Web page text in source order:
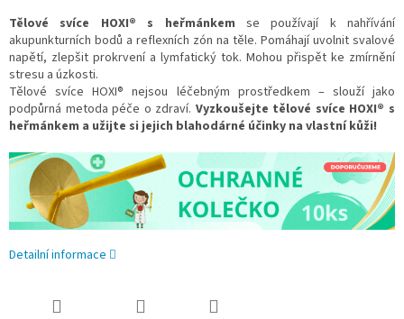
Tělové svíce HOXI® s heřmánkem se používají k nahřívání
akupunkturních bodů a reflexních zón na těle. Pomáhají uvolnit svalové
napětí, zlepšit prokrvení a lymfatický tok. Mohou přispět ke zmírnění
stresu a úzkosti.
Tělové svíce HOXI® nejsou léčebným prostředkem – slouží jako
podpůrná metoda péče o zdraví. Vyzkoušejte tělové svíce HOXI® s
heřmánkem a užijte si jejich blahodárné účinky na vlastní kůži!
Detailní informace